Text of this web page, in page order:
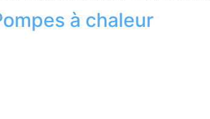
à chaleur